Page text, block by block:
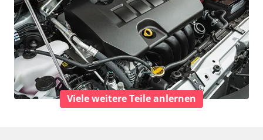
Viele weitere Teile anlernen